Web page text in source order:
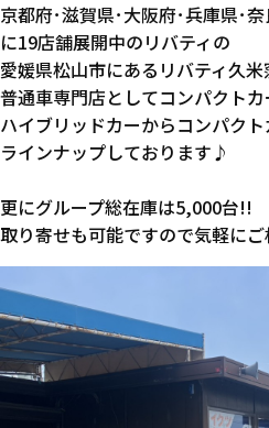
京都府･滋賀県･大阪府･兵庫県･
に19店舗展開中のリバティの
愛媛県松山市にあるリバティ久米
普通車専門店としてコンパクト
ハイブリッドカーからコンパク
ラインナップしております♪
更にグループ総在庫は5,000台!!
取り寄せも可能ですので気軽に